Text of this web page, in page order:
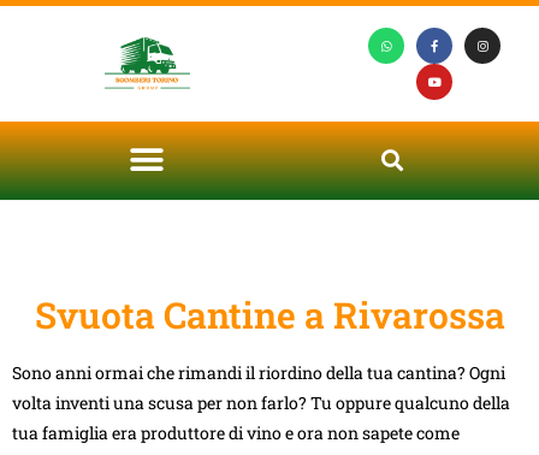
Svuota Cantine a Rivarossa
Sono anni ormai che rimandi il riordino della tua cantina? Ogni
volta inventi una scusa per non farlo? Tu oppure qualcuno della
tua famiglia era produttore di vino e ora non sapete come